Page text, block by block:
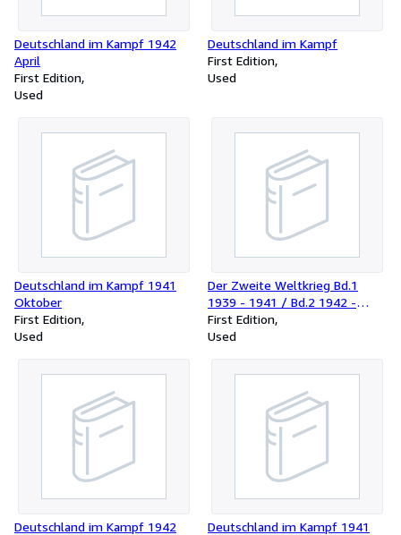
Deutschland im Kampf 1942
April
First Edition
Used
Deutschland im Kampf
First Edition
Used
Deutschland im Kampf 1941
Oktober
First Edition
Used
Der Zweite Weltkrieg Bd.1
1939 - 1941 / Bd.2 1942 -
1944 / Bd.3 1944 - 1945
First Edition
Used
Deutschland im Kampf 1942
Deutschland im Kampf 1941